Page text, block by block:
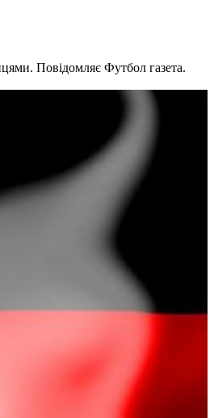
Повідомляє Футбол газета.